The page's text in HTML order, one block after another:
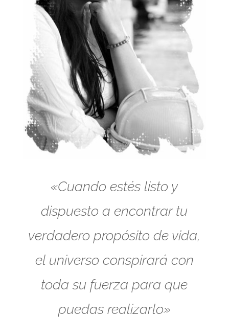
«Cuando estés listo y
dispuesto a encontrar tu
verdadero propósito de vida,
el universo conspirará con
toda su fuerza para que
puedas realizarlo»